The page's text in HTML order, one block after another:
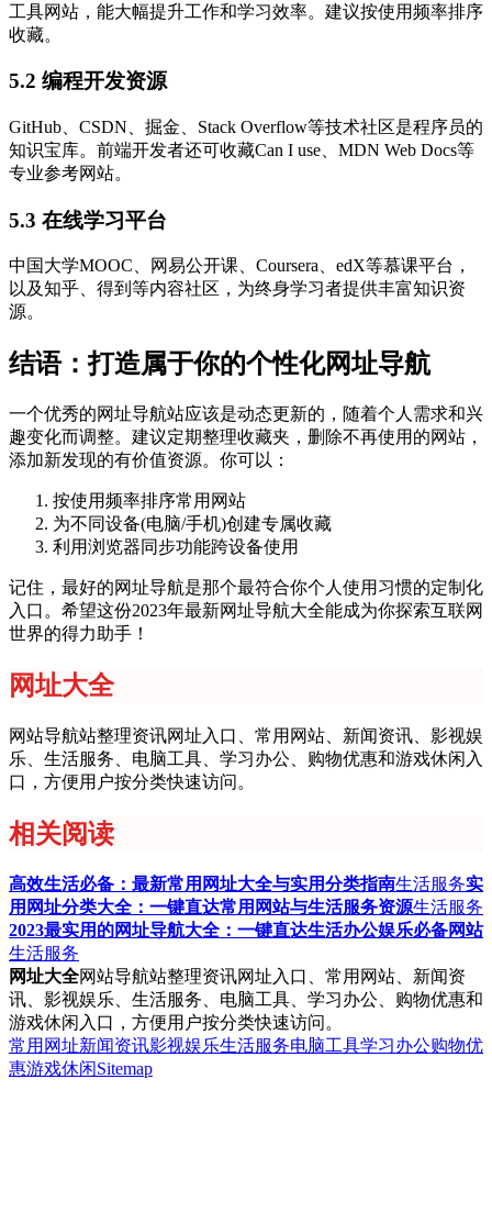
工具网站，能大幅提升工作和学习效率。建议按使用频率排序
收藏。
5.2 编程开发资源
GitHub、CSDN、掘金、Stack Overflow等技术社区是程序员的
知识宝库。前端开发者还可收藏Can I use、MDN Web Docs等
专业参考网站。
5.3 在线学习平台
中国大学MOOC、网易公开课、Coursera、edX等慕课平台，
以及知乎、得到等内容社区，为终身学习者提供丰富知识资
源。
结语：打造属于你的个性化网址导航
一个优秀的网址导航站应该是动态更新的，随着个人需求和兴
趣变化而调整。建议定期整理收藏夹，删除不再使用的网站，
添加新发现的有价值资源。你可以：
按使用频率排序常用网站
为不同设备(电脑/手机)创建专属收藏
利用浏览器同步功能跨设备使用
记住，最好的网址导航是那个最符合你个人使用习惯的定制化
入口。希望这份2023年最新网址导航大全能成为你探索互联网
世界的得力助手！
网址大全
网站导航站整理资讯网址入口、常用网站、新闻资讯、影视娱
乐、生活服务、电脑工具、学习办公、购物优惠和游戏休闲入
口，方便用户按分类快速访问。
相关阅读
高效生活必备：最新常用网址大全与实用分类指南生活服务实
用网址分类大全：一键直达常用网站与生活服务资源生活服务
2023最实用的网址导航大全：一键直达生活办公娱乐必备网站
生活服务
网址大全网站导航站整理资讯网址入口、常用网站、新闻资
讯、影视娱乐、生活服务、电脑工具、学习办公、购物优惠和
游戏休闲入口，方便用户按分类快速访问。
常用网址新闻资讯影视娱乐生活服务电脑工具学习办公购物优
惠游戏休闲Sitemap